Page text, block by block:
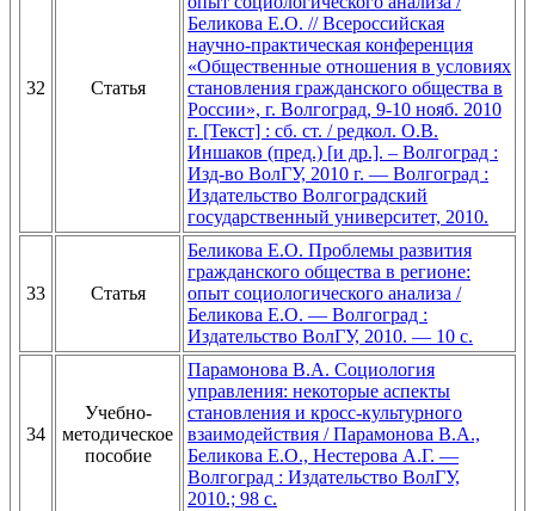
32 Статья
Беликова Е.О. // Всероссийская
научно-практическая конференция
«Общественные отношения в условиях
становления гражданского общества в
России», г. Волгоград, 9-10 нояб. 2010
г. [Текст] : сб. ст. / редкол. О.В.
Иншаков (пред.) [и др.]. – Волгоград :
Изд-во ВолГУ, 2010 г. — Волгоград :
Издательство Волгоградский
государственный университет, 2010.
33 Статья
Беликова Е.О. Проблемы развития
гражданского общества в регионе:
опыт социологического анализа /
Беликова Е.О. — Волгоград :
Издательство ВолГУ, 2010. — 10 с.
34
Учебно-
методическое
пособие
Парамонова В.А. Социология
управления: некоторые аспекты
становления и кросс-культурного
взаимодействия / Парамонова В.А.,
Беликова Е.О., Нестерова А.Г. —
Волгоград : Издательство ВолГУ,
2010.; 98 с.